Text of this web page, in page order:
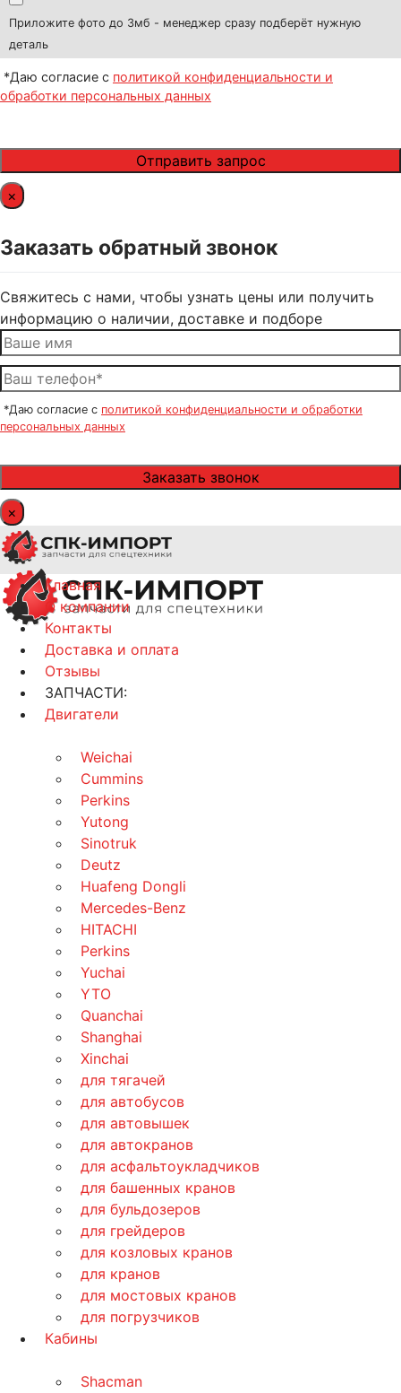
Приложите фото до 3мб - менеджер сразу подберёт нужную
деталь
*Даю согласие с политикой конфиденциальности и
обработки персональных данных
×
Заказать обратный звонок
Свяжитесь с нами, чтобы узнать цены или получить
информацию о наличии, доставке и подборе
*Даю согласие с политикой конфиденциальности и обработки
персональных данных
×
Главная
О компании
Контакты
Доставка и оплата
Отзывы
ЗАПЧАСТИ:
Двигатели
Weichai
Cummins
Perkins
Yutong
Sinotruk
Deutz
Huafeng Dongli
Mercedes-Benz
HITACHI
Perkins
Yuchai
YTO
Quanchai
Shanghai
Xinchai
для тягачей
для автобусов
для автовышек
для автокранов
для асфальтоукладчиков
для башенных кранов
для бульдозеров
для грейдеров
для козловых кранов
для кранов
для мостовых кранов
для погрузчиков
Кабины
Shacman